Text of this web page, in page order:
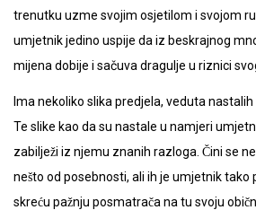
trenutku uzme svojim osjetilom i svojom
umjetnik jedino uspije da iz beskrajnog
mijena dobije i sačuva dragulje u riznici
Ima nekoliko slika predjela, veduta
Te slike kao da su nastale u namjeri
zabilježi iz njemu znanih razloga. Čini se
nešto od posebnosti, ali ih je umjetnik tako
skreću pažnju posmatrača na tu svoju